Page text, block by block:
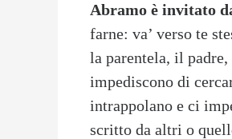
Abramo è invitato
farne: va’ verso te
la parentela, il
impediscono di
intrappolano e ci
scritto da altri o